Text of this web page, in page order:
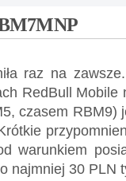
raz na
RedBull Mobile
czasem RBM9)
warunkiem
najmniej 30 PLN